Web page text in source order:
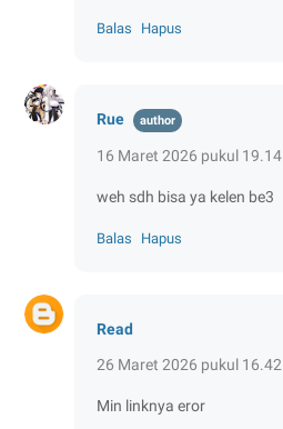
Balas Hapus
Rue
16 Maret 2026 pukul 19.14
weh sdh bisa ya kelen be3
Balas Hapus
Read
26 Maret 2026 pukul 16.42
Min linknya eror